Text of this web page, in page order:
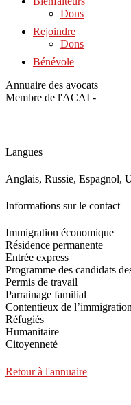
Dons
Rejoindre
Dons
Bénévole
Annuaire des avocats
Membre de l'ACAI -
Langues
Anglais, Russie, Espagnol,
Informations sur le contact
Immigration économique
Résidence permanente
Entrée express
Programme des candidats
Permis de travail
Parrainage familial
Contentieux de l’immigration
Réfugiés
Humanitaire
Citoyenneté
Retour à l'annuaire